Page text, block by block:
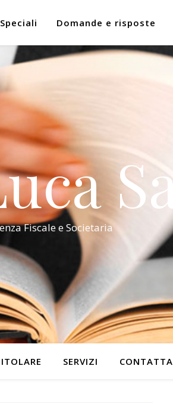
Speciali Domande e risposte
Fiscale e Societaria
SERVIZI